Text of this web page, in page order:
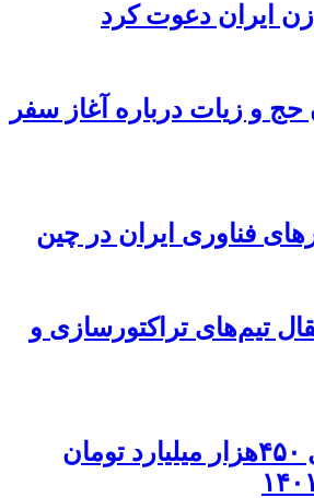
حج و زیات درباره آغاز سفر
فناوری ایران در چین
تیم‌های تراکتورسازی و
پیش بینی وصول ۴۵۰هزار میلیارد تومان